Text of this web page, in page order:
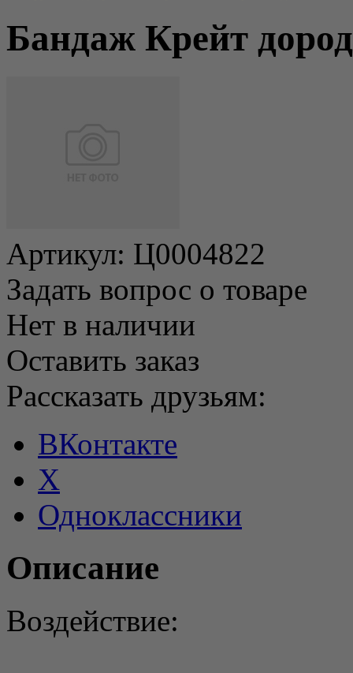
Бандаж Крейт
Артикул: Ц0004822
Задать вопрос о товаре
Нет в наличии
Оставить заказ
Рассказать друзьям:
ВКонтакте
X
Одноклассники
Описание
Воздействие: